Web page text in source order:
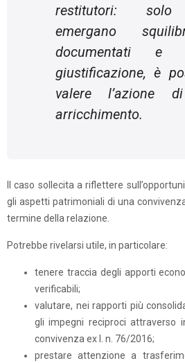
restitutori: solo
emergano
documentati
giustificazione, è
valere l’azione
arricchimento.
Il caso sollecita a riflettere
gli aspetti patrimoniali di una
termine della relazione.
Potrebbe rivelarsi utile, in particolare:
tenere traccia degli apporti
verificabili;
valutare, nei rapporti più
gli impegni reciproci attraverso
convivenza ex l. n. 76/2016;
prestare attenzione a